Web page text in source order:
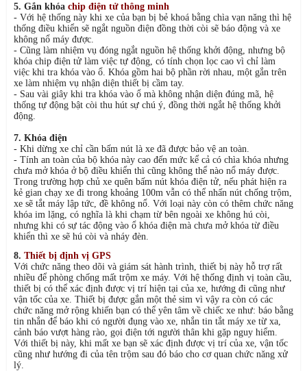
5. Gắn khóa chip điện tử thông minh
- Với hệ thống này khi xe của bạn bị bẻ khoá bằng chìa vạn năng thì hệ
thống điều khiển sẽ ngắt nguồn điện đồng thời còi sẽ báo động và xe
không nổ máy được.
- Cũng làm nhiệm vụ đóng ngắt nguồn hệ thống khởi động, nhưng bộ
khóa chip điện tử làm việc tự động, có tính chọn lọc cao vì chỉ làm
việc khi tra khóa vào ổ. Khóa gồm hai bộ phần rời nhau, một gắn trên
xe làm nhiệm vụ nhận diện thiết bị cầm tay.
- Sau vài giây khi tra khóa vào ổ mà không nhận diện đúng mã, hệ
thống tự động bật còi thu hút sự chú ý, đồng thời ngắt hệ thống khởi
động.
7. Khóa điện
- Khi dừng xe chỉ cần bấm nút là xe đã được bảo vệ an toàn.
- Tính an toàn của bộ khóa này cao đến mức kể cả có chìa khóa nhưng
chưa mở khóa ở bộ điều khiển thì cũng không thể nào nổ máy được.
Trong trường hợp chủ xe quên bấm nút khóa điện tử, nếu phát hiện ra
kẻ gian chạy xe đi trong khoảng 100m vẫn có thể nhấn nút chống trộm,
xe sẽ tắt máy lập tức, đề không nổ. Với loại này còn có thêm chức năng
khóa im lặng, có nghĩa là khi chạm từ bên ngoài xe không hú còi,
nhưng khi có sự tác động vào ổ khóa điện mà chưa mở khóa từ điều
khiển thì xe sẽ hú còi và nháy đèn.
8. Thiết bị định vị GPS
Với chức năng theo dõi và giám sát hành trình, thiết bị này hỗ trợ rất
nhiều để phòng chống mất trộm xe máy. Với hệ thống định vị toàn cầu,
thiết bị có thể xác định được vị trí hiện tại của xe, hướng đi cũng như
vận tốc của xe. Thiết bị được gắn một thẻ sim vì vậy ra còn có các
chức năng mở rộng khiến bạn có thể yên tâm về chiếc xe như: báo bằng
tin nhắn để báo khi có người đụng vào xe, nhắn tin tắt máy xe từ xa,
cảnh báo vượt hàng rào, gọi điện tới người thân khi gặp nguy hiểm.
Với thiết bị này, khi mất xe bạn sẽ xác định được vị trí của xe, vận tốc
cũng như hướng đi của tên trộm sau đó báo cho cơ quan chức năng xử
lý.